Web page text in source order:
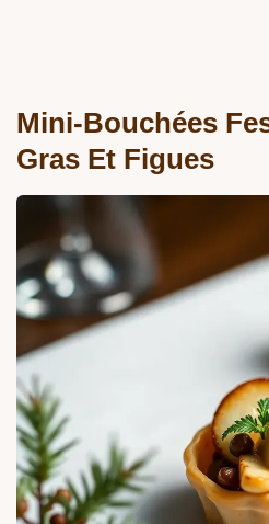
Mini-Bouchées
Gras Et Figues